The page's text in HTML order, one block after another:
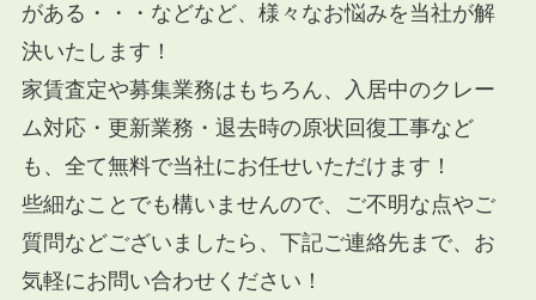
がある・・・などなど、様々なお悩みを当社が解
決いたします！
家賃査定や募集業務はもちろん、入居中のクレー
ム対応・更新業務・退去時の原状回復工事など
も、全て無料で当社にお任せいただけます！
些細なことでも構いませんので、ご不明な点やご
質問などございましたら、下記ご連絡先まで、お
気軽にお問い合わせください！